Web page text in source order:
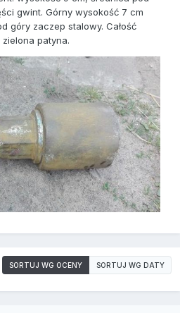
gwint. Górny wysokość 7 cm
góry zaczep stalowy. Całość
zielona patyna.
SORTUJ WG OCENY SORTUJ WG DATY